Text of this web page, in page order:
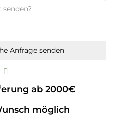
Anfrage senden
ab 2000€
möglich